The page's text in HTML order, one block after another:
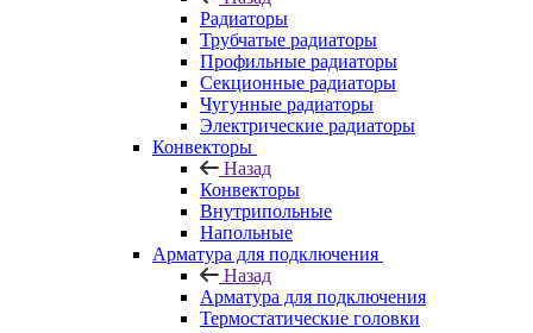
Радиаторы
Трубчатые радиаторы
Профильные радиаторы
Секционные радиаторы
Чугунные радиаторы
Электрические радиаторы
Конвекторы
Назад
Конвекторы
Внутрипольные
Напольные
Арматура для подключения
Назад
Арматура для подключения
Термостатические головки